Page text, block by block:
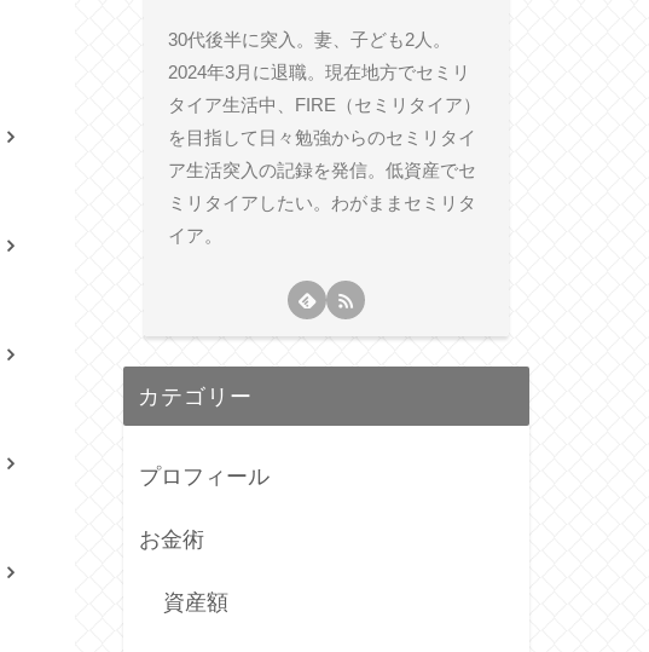
30代後半に突入。妻、子ども2人。
2024年3月に退職。現在地方でセミリ
タイア生活中、FIRE（セミリタイア）
を目指して日々勉強からのセミリタイ
ア生活突入の記録を発信。低資産でセ
ミリタイアしたい。わがままセミリタ
イア。
カテゴリー
プロフィール
お金術
資産額